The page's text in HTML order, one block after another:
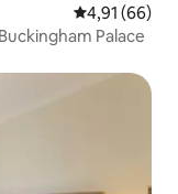
4,91 (66)
Palace